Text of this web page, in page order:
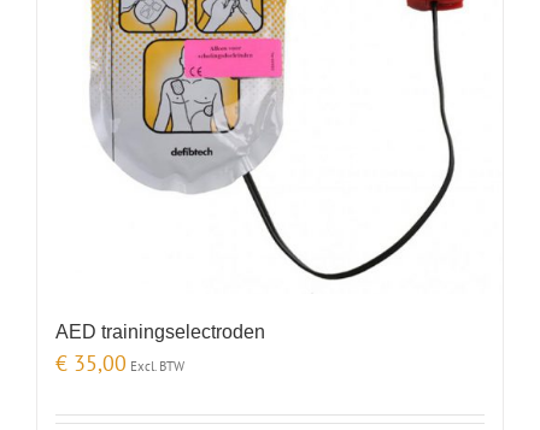
AED trainingselectroden
€ 35,00 Excl. BTW